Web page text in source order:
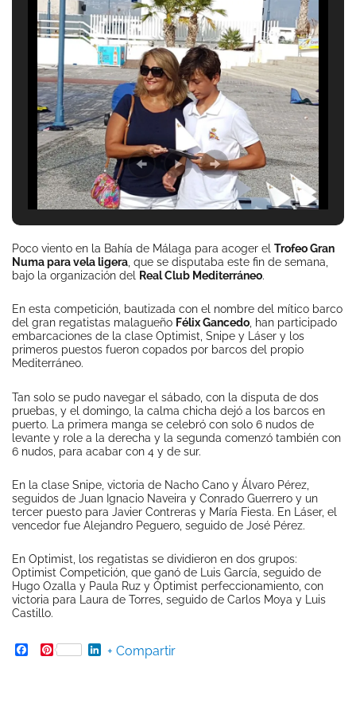
Poco viento en la Bahía de Málaga para acoger el Trofeo Gran
Numa para vela ligera , que se disputaba este fin de semana,
bajo la organización del Real Club Mediterráneo.
En esta competición, bautizada con el nombre del mítico barco
del gran regatistas malagueño Félix Gancedo , han participado
embarcaciones de la clase Optimist, Snipe y Láser y los
primeros puestos fueron copados por barcos del propio
Mediterráneo.
Tan solo se pudo navegar el sábado, con la disputa de dos
pruebas, y el domingo, la calma chicha dejó a los barcos en
puerto. La primera manga se celebró con solo 6 nudos de
levante y role a la derecha y la segunda comenzó también con
6 nudos, para acabar con 4 y de sur.
En la clase Snipe, victoria de Nacho Cano y Álvaro Pérez,
seguidos de Juan Ignacio Naveira y Conrado Guerrero y un
tercer puesto para Javier Contreras y María Fiesta. En Láser, el
vencedor fue Alejandro Peguero, seguido de José Pérez.
En Optimist, los regatistas se dividieron en dos grupos:
Optimist Competición, que ganó de Luis García, seguido de
Hugo Ozalla y Paula Ruz y Óptimist perfeccionamiento, con
victoria para Laura de Torres, seguido de Carlos Moya y Luis
Castillo.
Facebook
Pinterest LinkedIn
+ Compartir